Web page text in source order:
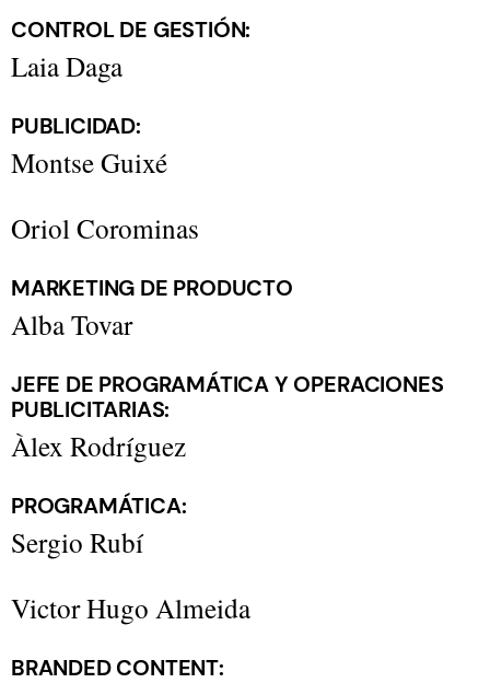
CONTROL DE GESTIÓN:
Laia Daga
PUBLICIDAD:
Montse Guixé
Oriol Corominas
MARKETING DE PRODUCTO
Alba Tovar
JEFE DE PROGRAMÁTICA Y OPERACIONES
PUBLICITARIAS:
Àlex Rodríguez
PROGRAMÁTICA:
Sergio Rubí
Victor Hugo Almeida
BRANDED CONTENT: